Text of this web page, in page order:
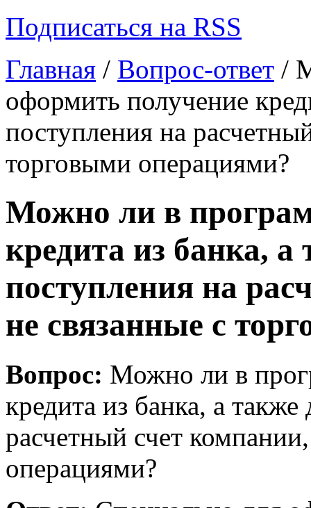
Подписаться на RSS
Главная / Вопрос-ответ /
оформить получение
поступления на
торговыми операциями?
Можно ли в
кредита из банка, а
поступления на
не связанные с
Вопрос: Можно ли в
кредита из банка, а
расчетный счет
операциями?